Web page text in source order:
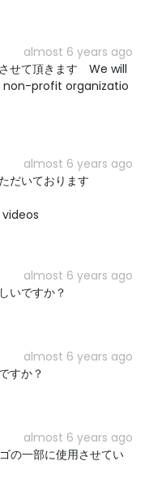
almost 6 years ago
せて頂きます We will
profit organizatio
almost 6 years ago
だいております
almost 6 years ago
いですか？
almost 6 years ago
すか？
almost 6 years ago
の一部に使用させてい